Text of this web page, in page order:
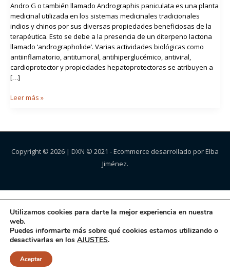
Andro G o también llamado Andrographis paniculata es una planta
medicinal utilizada en los sistemas medicinales tradicionales
indios y chinos por sus diversas propiedades beneficiosas de la
terapéutica. Esto se debe a la presencia de un diterpeno lactona
llamado ‘andrographolide’. Varias actividades biológicas como
antiinflamatorio, antitumoral, antihiperglucémico, antiviral,
cardioprotector y propiedades hepatoprotectoras se atribuyen a
[…]
Leer más »
Copyright © 2026 | DXN © 2021 - Ecommerce desarrollado por Elba
Jiménez.
Utilizamos cookies para darte la mejor experiencia en nuestra
web.
Puedes informarte más sobre qué cookies estamos utilizando o
desactivarlas en los AJUSTES.
Aceptar